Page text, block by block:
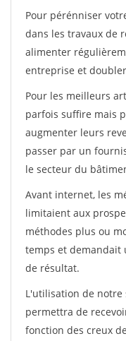
Pour pérénniser
dans les travaux de
alimenter
entreprise et
Pour les meilleurs
parfois suffire mais
augmenter leurs
passer par un
le secteur du
Avant internet, les
limitaient aux
méthodes plus ou
temps et demandait
de résultat.
L'utilisation de notre
permettra de
fonction des creux